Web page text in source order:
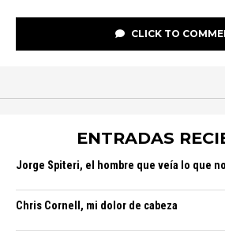
CLICK TO
ENTRADAS
Jorge Spiteri, el hombre que veía lo que
Chris Cornell, mi dolor de cabeza